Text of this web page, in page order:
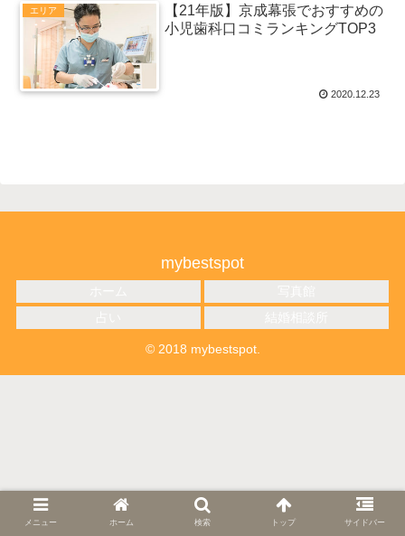
エリア
【21年版】京成幕張でおすすめの
小児歯科口コミランキングTOP3
2020.12.23
mybestspot
© 2018 mybestspot.
メニュー ホーム 検索 トップ サイドバー